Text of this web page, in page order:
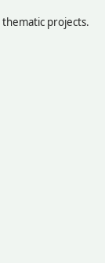
projects.